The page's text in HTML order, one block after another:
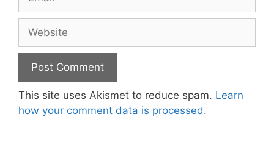
Website
This site uses Akismet to reduce spam. Learn
how your comment data is processed.